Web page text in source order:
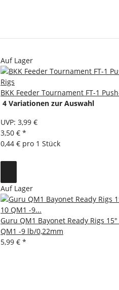
Auf Lager
BKK Feeder Tournament FT-1
4 Variationen zur Auswahl
UVP: 3,99 €
3,50 € *
0,44 € pro 1 Stück
Auf Lager
Guru QM1 Bayonet Ready Rigs
QM1 -9 lb/0,22mm
5,99 € *